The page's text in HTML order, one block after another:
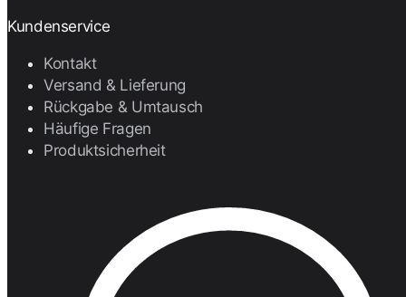
Kundenservice
Kontakt
Versand & Lieferung
Rückgabe & Umtausch
Häufige Fragen
Produktsicherheit